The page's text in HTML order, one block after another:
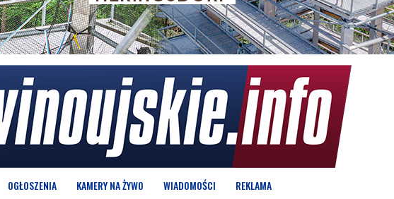
OGŁOSZENIA KAMERY NA ŻYWO WIADOMOŚCI REKLAMA